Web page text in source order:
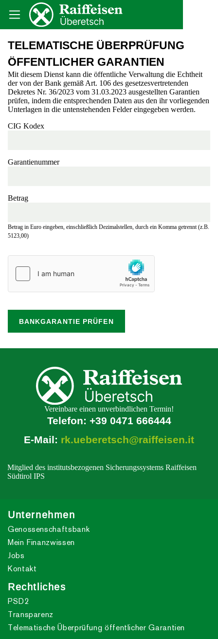
TELEMATISCHE ÜBERPRÜFUNG
ÖFFENTLICHER GARANTIEN
Mit diesem Dienst kann die öffentliche Verwaltung die Echtheit
der von der Bank gemäß Art. 106 des gesetzesvertretenden
Dekretes Nr. 36/2023 vom 31.03.2023 ausgestellten Garantien
prüfen, indem die entsprechenden Daten aus den ihr vorliegenden
Unterlagen in die untenstehenden Felder eingegeben werden.
CIG Kodex
Garantienummer
Betrag
Betrag in Euro eingeben, einschließlich Dezimalstellen, durch ein Komma getrennt (z.B.
5123,00)
Vereinbare einen unverbindlichen Termin!
Telefon: +39 0471 666444
E-Mail: rk.ueberetsch@raiffeisen.it
Mitglied des institutsbezogenen Sicherungssystems Raiffeisen
Südtirol IPS
Unternehmen
Genossenschaftsbank
Mein Finanzwissen
Jobs
Kontakt
Rechtliches
PSD2
Transparenz
Telematische Überprüfung öffentlicher Garantien